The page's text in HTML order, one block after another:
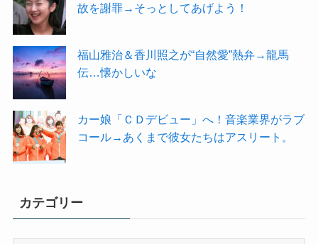
故を謝罪→そっとしてあげよう！
福山雅治＆香川照之が“自然愛”熱弁→龍馬
伝…懐かしいな
カー娘「ＣＤデビュー」へ！音楽業界がラブ
コール→あくまで彼女たちはアスリート。
カテゴリー